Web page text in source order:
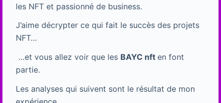
les NFT et passionné de business.
J’aime décrypter ce qui fait le succès des projets
NFT…
…et vous allez voir que les BAYC nft en font
partie.
Les analyses qui suivent sont le résultat de mon